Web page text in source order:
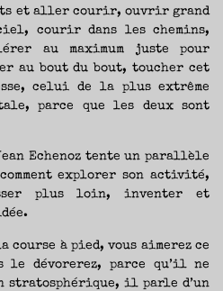
et aller courir, ouvrir grand
courir dans les chemins,
au maximum juste pour
au bout du bout, toucher cet
celui de la plus extrême
parce que les deux sont
Echenoz tente un parallèle
explorer son activité,
plus loin, inventer et
course à pied, vous aimerez ce
dévorerez, parce qu’il ne
stratosphérique, il parle d’un